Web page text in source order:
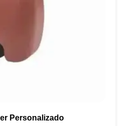
Personalizado